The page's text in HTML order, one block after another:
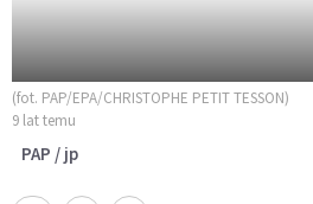
(fot. PAP/EPA/CHRISTOPHE PETIT TESSON)
9 lat temu
PAP / jp